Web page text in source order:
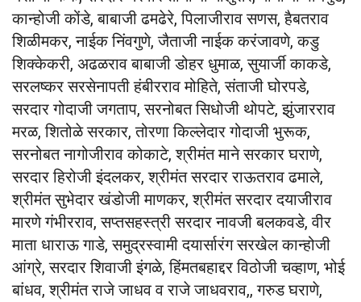
कान्होजी कोंडे, बाबाजी ढमढेरे, पिलाजीराव सणस, हैबतराव
शिळीमकर, नाईक निंवगुणे, जैताजी नाईक करंजावणे, कडु
शिक्केकरी, अढळराव बाबाजी डोहर धुमाळ, सुयार्जी काकडे,
सरलष्कर सरसेनापती हंबीरराव मोहिते, संताजी घोरपडे,
सरदार गोदाजी जगताप, सरनोबत सिधोजी थोपटे, झुंजारराव
मरळ, शितोळे सरकार, तोरणा किल्लेदार गोदाजी भुरूक,
सरनोबत नागोजीराव कोकाटे, श्रीमंत माने सरकार घराणे,
सरदार हिरोजी इंदलकर, श्रीमंत सरदार राऊतराव ढमाले,
श्रीमंत सुभेदार खंडोजी माणकर, श्रीमंत सरदार दयाजीराव
मारणे गंभीरराव, सप्तसहस्त्री सरदार नावजी बलकवडे, वीर
माता धाराऊ गाडे, समुद्रस्वामी दयार्सारंग सरखेल कान्होजी
आंग्रे, सरदार शिवाजी इंगळे, हिंमतबहाद्दर विठोजी चव्हाण, भोई
बांधव, श्रीमंत राजे जाधव व राजे जाधवराव,, गरुड घराणे,